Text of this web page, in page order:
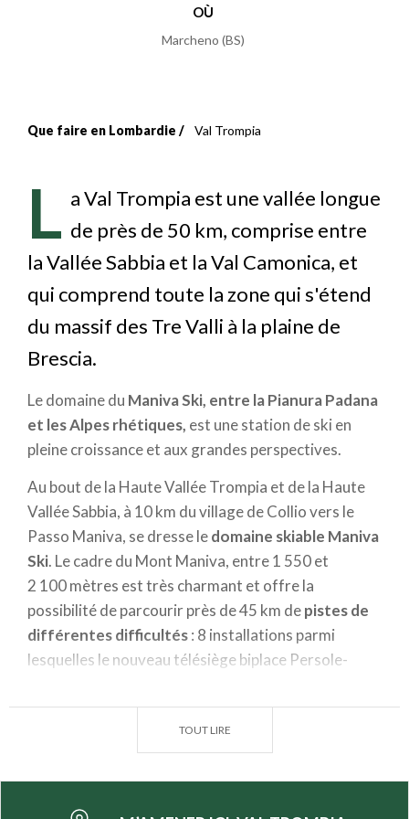
OÙ
Marcheno (BS)
d'Ariane
Que faire en Lombardie Val Trompia
L a Val Trompia est une vallée longue
de près de 50 km, comprise entre
la Vallée Sabbia et la Val Camonica, et
qui comprend toute la zone qui s'étend
du massif des Tre Valli à la plaine de
Brescia.
Le domaine du Maniva Ski, entre la Pianura Padana
et les Alpes rhétiques, est une station de ski en
pleine croissance et aux grandes perspectives.
Au bout de la Haute Vallée Trompia et de la Haute
Vallée Sabbia, à 10 km du village de Collio vers le
Passo Maniva, se dresse ledomaine skiable Maniva
Ski. Le cadre du Mont Maniva, entre 1 550 et
2 100 mètres est très charmant et offre la
possibilité de parcourir près de 45 km depistes de
différentes difficultés: 8 installations parmi
lesquelles le nouveau télésiège biplace Persole-
de 2 080 mètres. Les amateurs de snowboard et de
pourront tester progressivement les
trois niveaux de difficulté du nouveau
tandis que lesskieurs de fondauront à leur
disposition une boucle de 3 km pour s'entraîner.
TOUT LIRE